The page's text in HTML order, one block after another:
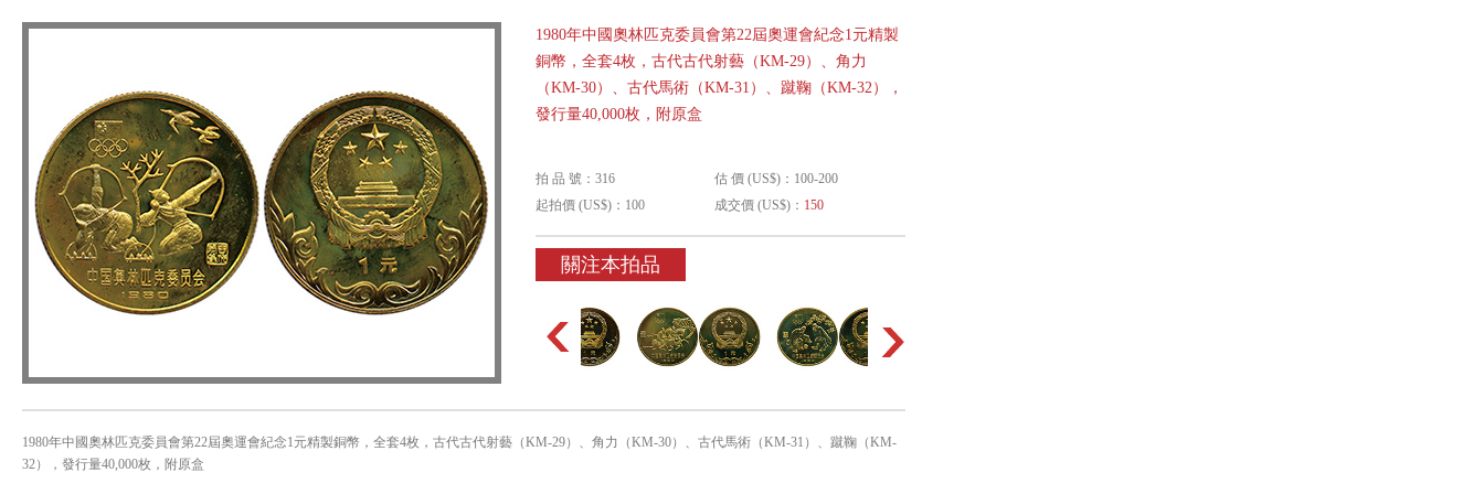
1980年中國奧林匹克委員會第22屆奧運會紀念1元精製
銅幣，全套4枚，古代古代射藝（KM-29）、角力
（KM-30）、古代馬術（KM-31）、蹴鞠（KM-32），
發行量40,000枚，附原盒
拍 品 號：316
估 價 (US$)：100-200
起拍價 (US$)：100
成交價 (US$)： 150
關注本拍品
1980年中國奧林匹克委員會第22屆奧運會紀念1元精製銅幣，全套4枚，古代古代射藝（KM-29）、角力（KM-30）、古代馬術（KM-31）、蹴鞠（KM-
32），發行量40,000枚，附原盒